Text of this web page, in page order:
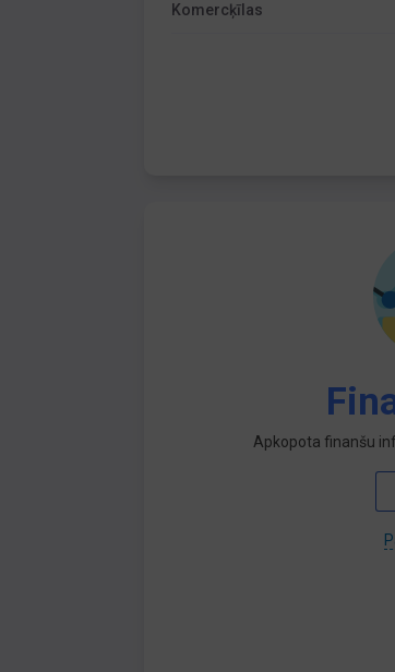
Komercķīlas
Apkopota finanšu